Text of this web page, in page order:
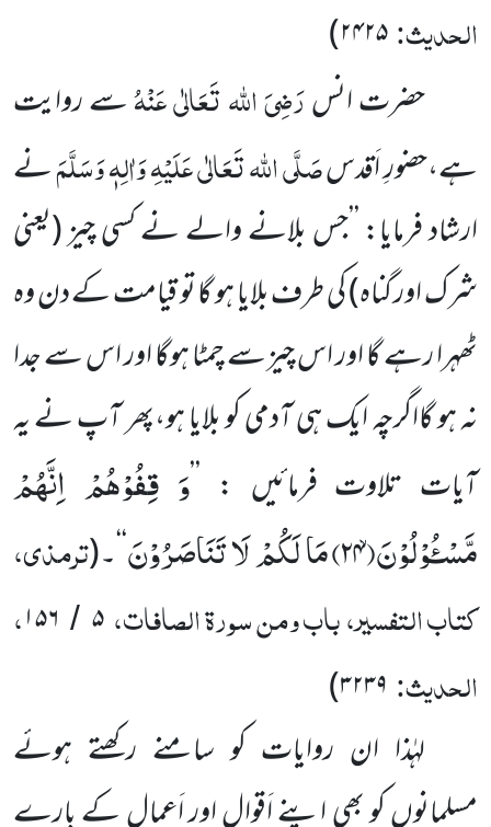
الحدیث:۲۴۲۵)
حضرت انسرَضِیَ اللہ تَعَالٰی عَنْہُسے روایت
ہے،حضورِ اَقدسصَلَّی اللہ تَعَالٰی عَلَیْہِ وَاٰلِہٖ وَسَلَّمَنے
ارشاد فرمایا: ’’جس بلانے والے نے کسی چیز (یعنی
شرک اور گناہ) کی طرف بلایا ہو گا تو قیامت کے دن وہ
ٹھہرا رہے گا اور اس چیز سے چمٹا ہوگا اور اس سے جدا
نہ ہو گااگرچہ ایک ہی آدمی کو بلایا ہو،پھر آپ نے یہ
آیات تلاوت فرمائیں : ’’وَ قِفُوْهُمْ اِنَّهُمْ
مَّسْـُٔوْلُوْنَۙ(۲۴) مَا لَكُمْ لَا تَنَاصَرُوْنَ‘‘۔(ترمذی،
کتاب التفسیر، باب ومن سورۃ الصافات،۵ / ۱۵۶،
الحدیث: ۳۲۳۹)
لہٰذا ان روایات کو سامنے رکھتے ہوئے
مسلمانوں کو بھی اپنے اَقوال اور اَعمال کے بارے